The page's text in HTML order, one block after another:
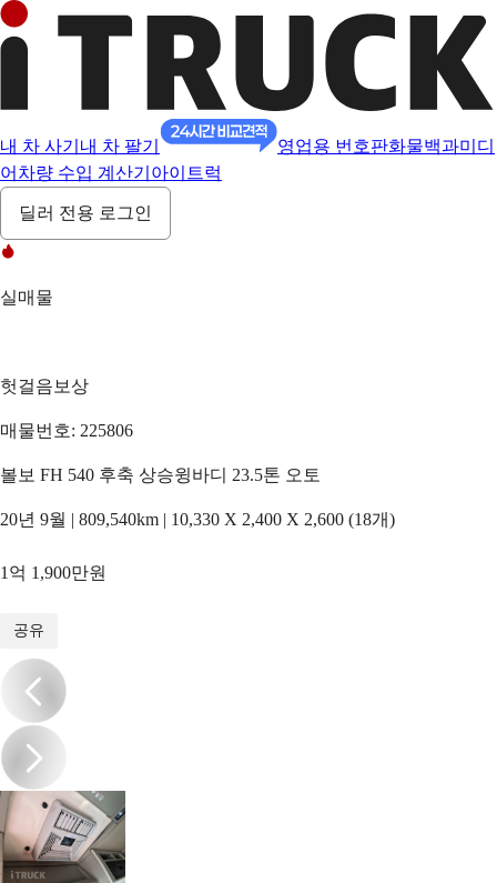
내 차 사기 내 차 팔기 영업용 번호판화물백과미디
어 차량 수입 계산기 아이트럭
딜러 전용 로그인
실매물
헛걸음보상
매물번호: 225806
볼보 FH 540 후축 상승윙바디 23.5톤 오토
20년 9월 | 809,540km | 10,330 X 2,400 X 2,600 (18개)
1억 1,900만원
공유
/16